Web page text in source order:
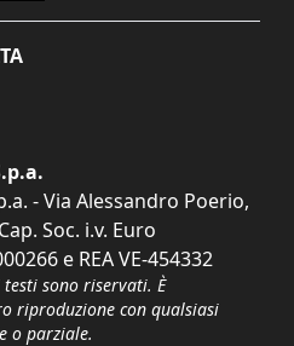
- Via Alessandro Poerio,
Soc. i.v. Euro
e REA VE-454332
sono riservati. È
riproduzione con qualsiasi
o parziale.